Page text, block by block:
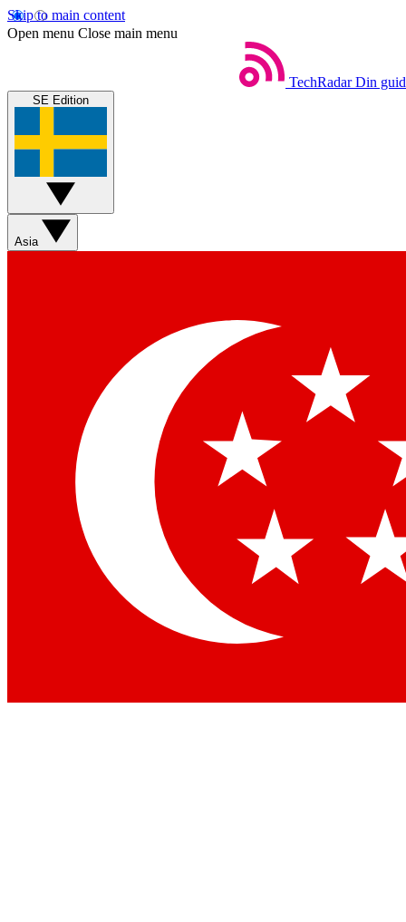
Skip to main content
Open menu Close main menu
TechRadar Din
SE Edition
Asia